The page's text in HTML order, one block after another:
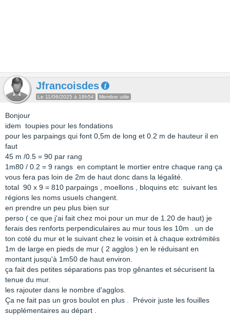
Jfrancoisdes
Le 11/06/2025 à 18h54 Membre utile
Bonjour
idem toupies pour les fondations
pour les parpaings qui font 0,5m de long et 0.2 m de hauteur il en
faut
45 m /0.5 = 90 par rang
1m80 / 0.2 = 9 rangs en comptant le mortier entre chaque rang ça
vous fera pas loin de 2m de haut donc dans la légalité.
total 90 x 9 = 810 parpaings , moellons , bloquins etc suivant les
régions les noms usuels changent.
en prendre un peu plus bien sur
perso ( ce que j'ai fait chez moi pour un mur de 1.20 de haut) je
ferais des renforts perpendiculaires au mur tous les 10m . un de
ton coté du mur et le suivant chez le voisin et à chaque extrémités
1m de large en pieds de mur ( 2 agglos ) en le réduisant en
montant jusqu'à 1m50 de haut environ.
ça fait des petites séparations pas trop gênantes et sécurisent la
tenue du mur.
les rajouter dans le nombre d'agglos.
Ça ne fait pas un gros boulot en plus . Prévoir juste les fouilles
supplémentaires au départ .